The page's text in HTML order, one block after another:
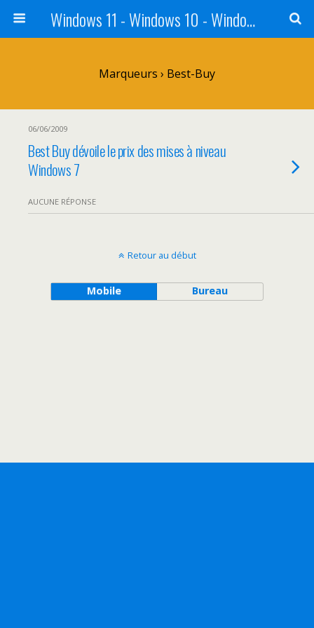
Windows 11 - Windows 10 - Windows 8 - Windows 7 - VISTA
Marqueurs › Best-Buy
06/06/2009
Best Buy dévoile le prix des mises à niveau
Windows 7
AUCUNE RÉPONSE
Retour au début
Mobile Bureau